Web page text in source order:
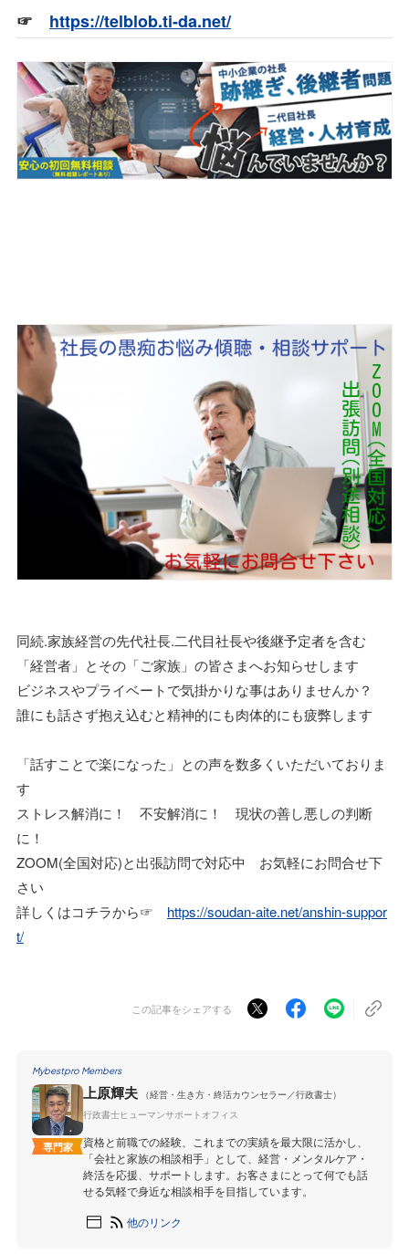
☞ https://telblob.ti-da.net/
同続.家族経営の先代社長.二代目社長や後継予定者を含む
「経営者」とその「ご家族」の皆さまへお知らせします
ビジネスやプライベートで気掛かりな事はありませんか？
誰にも話さず抱え込むと精神的にも肉体的にも疲弊します
「話すことで楽になった」との声を数多くいただいておりま
す
ストレス解消に！ 不安解消に！ 現状の善し悪しの判断
に！
ZOOM(全国対応)と出張訪問で対応中 お気軽にお問合せ下
さい
詳しくはコチラから☞ https://soudan-aite.net/anshin-suppor
t/
この記事をシェアする
Mybestpro Members
専門家
上原輝夫
（経営・生き方・終活カウンセラー／行政書士）
行政書士ヒューマンサポートオフィス
資格と前職での経験、これまでの実績を最大限に活かし、
「会社と家族の相談相手」として、経営・メンタルケア・
終活を応援、サポートします。お客さまにとって何でも話
せる気軽で身近な相談相手を目指しています。
他のリンク